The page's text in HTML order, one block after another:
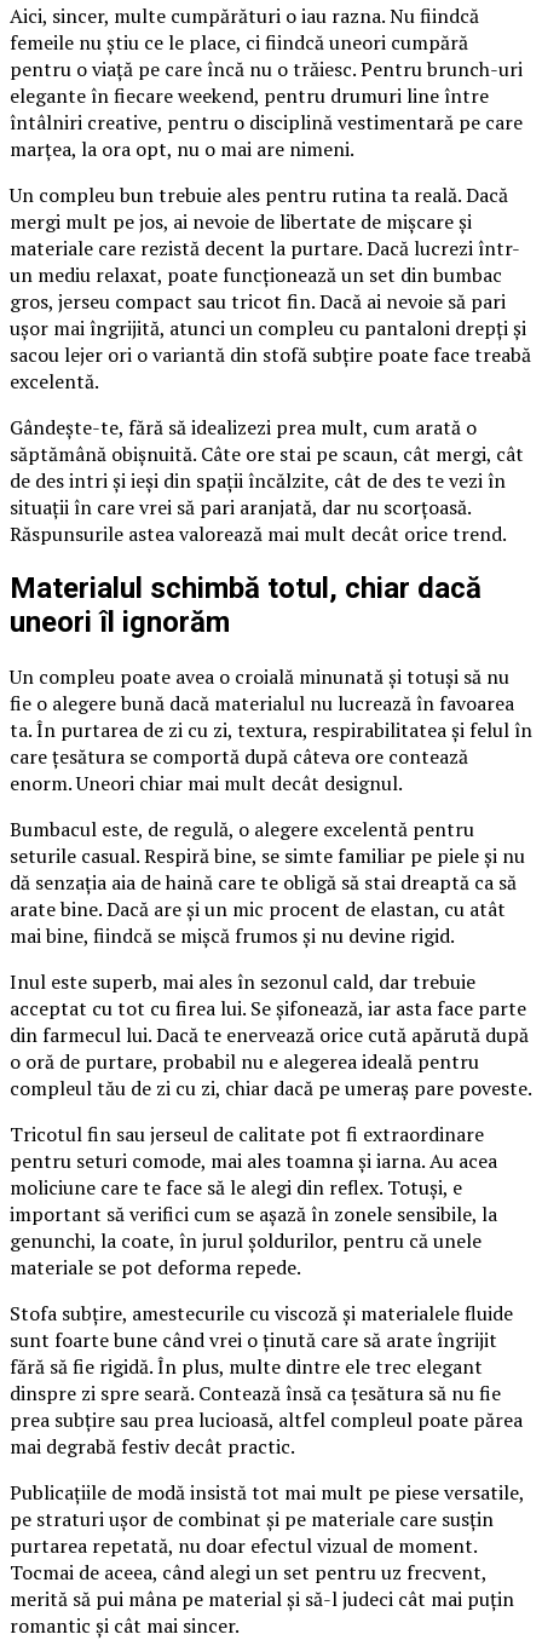
Aici, sincer, multe cumpărături o iau razna. Nu fiindcă
femeile nu știu ce le place, ci fiindcă uneori cumpără
pentru o viață pe care încă nu o trăiesc. Pentru brunch-uri
elegante în fiecare weekend, pentru drumuri line între
întâlniri creative, pentru o disciplină vestimentară pe care
marțea, la ora opt, nu o mai are nimeni.
Un compleu bun trebuie ales pentru rutina ta reală. Dacă
mergi mult pe jos, ai nevoie de libertate de mișcare și
materiale care rezistă decent la purtare. Dacă lucrezi într-
un mediu relaxat, poate funcționează un set din bumbac
gros, jerseu compact sau tricot fin. Dacă ai nevoie să pari
ușor mai îngrijită, atunci un compleu cu pantaloni drepți și
sacou lejer ori o variantă din stofă subțire poate face treabă
excelentă.
Gândește-te, fără să idealizezi prea mult, cum arată o
săptămână obișnuită. Câte ore stai pe scaun, cât mergi, cât
de des intri și ieși din spații încălzite, cât de des te vezi în
situații în care vrei să pari aranjată, dar nu scorțoasă.
Răspunsurile astea valorează mai mult decât orice trend.
Materialul schimbă totul, chiar dacă
uneori îl ignorăm
Un compleu poate avea o croială minunată și totuși să nu
fie o alegere bună dacă materialul nu lucrează în favoarea
ta. În purtarea de zi cu zi, textura, respirabilitatea și felul în
care țesătura se comportă după câteva ore contează
enorm. Uneori chiar mai mult decât designul.
Bumbacul este, de regulă, o alegere excelentă pentru
seturile casual. Respiră bine, se simte familiar pe piele și nu
dă senzația aia de haină care te obligă să stai dreaptă ca să
arate bine. Dacă are și un mic procent de elastan, cu atât
mai bine, fiindcă se mișcă frumos și nu devine rigid.
Inul este superb, mai ales în sezonul cald, dar trebuie
acceptat cu tot cu firea lui. Se șifonează, iar asta face parte
din farmecul lui. Dacă te enervează orice cută apărută după
o oră de purtare, probabil nu e alegerea ideală pentru
compleul tău de zi cu zi, chiar dacă pe umeraș pare poveste.
Tricotul fin sau jerseul de calitate pot fi extraordinare
pentru seturi comode, mai ales toamna și iarna. Au acea
moliciune care te face să le alegi din reflex. Totuși, e
important să verifici cum se așază în zonele sensibile, la
genunchi, la coate, în jurul șoldurilor, pentru că unele
materiale se pot deforma repede.
Stofa subțire, amestecurile cu viscoză și materialele fluide
sunt foarte bune când vrei o ținută care să arate îngrijit
fără să fie rigidă. În plus, multe dintre ele trec elegant
dinspre zi spre seară. Contează însă ca țesătura să nu fie
prea subțire sau prea lucioasă, altfel compleul poate părea
mai degrabă festiv decât practic.
Publicațiile de modă insistă tot mai mult pe piese versatile,
pe straturi ușor de combinat și pe materiale care susțin
purtarea repetată, nu doar efectul vizual de moment.
Tocmai de aceea, când alegi un set pentru uz frecvent,
merită să pui mâna pe material și să-l judeci cât mai puțin
romantic și cât mai sincer.